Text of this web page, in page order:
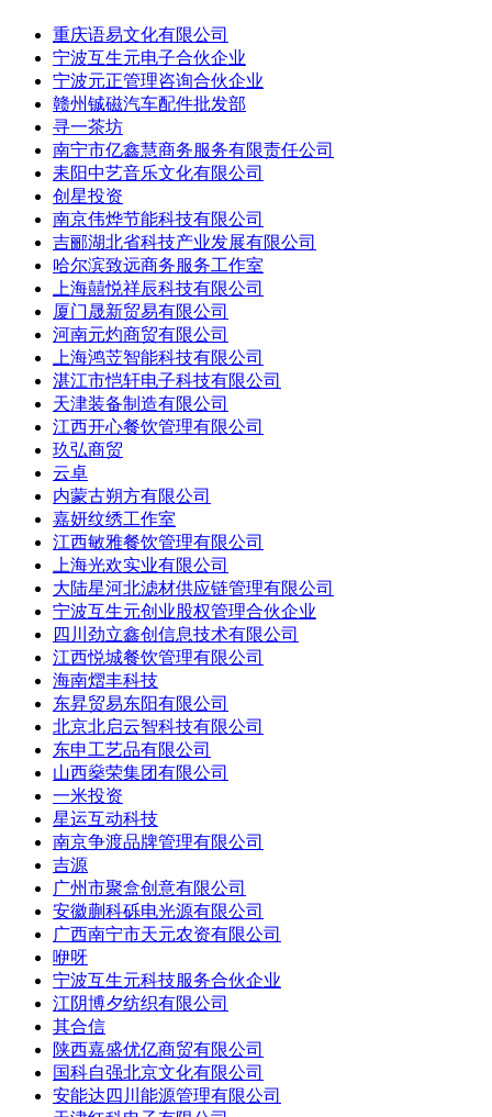
重庆语易文化有限公司
宁波互生元电子合伙企业
宁波元正管理咨询合伙企业
赣州铖磁汽车配件批发部
寻一茶坊
南宁市亿鑫慧商务服务有限责任公司
耒阳中艺音乐文化有限公司
创星投资
南京伟烨节能科技有限公司
吉郦湖北省科技产业发展有限公司
哈尔滨致远商务服务工作室
上海囍悦祥辰科技有限公司
厦门晟新贸易有限公司
河南元灼商贸有限公司
上海鸿苙智能科技有限公司
湛江市恺轩电子科技有限公司
天津装备制造有限公司
江西开心餐饮管理有限公司
玖弘商贸
云卓
内蒙古朔方有限公司
嘉妍纹绣工作室
江西敏雅餐饮管理有限公司
上海光欢实业有限公司
大陆星河北滤材供应链管理有限公司
宁波互生元创业股权管理合伙企业
四川劲立鑫创信息技术有限公司
江西悦城餐饮管理有限公司
海南熠丰科技
东昇贸易东阳有限公司
北京北启云智科技有限公司
东申工艺品有限公司
山西燊荣集团有限公司
一米投资
星运互动科技
南京争渡品牌管理有限公司
吉源
广州市聚盒创意有限公司
安徽蒯科砾电光源有限公司
广西南宁市天元农资有限公司
咿呀
宁波互生元科技服务合伙企业
江阴博夕纺织有限公司
其合信
陕西嘉盛优亿商贸有限公司
国科自强北京文化有限公司
安能达四川能源管理有限公司